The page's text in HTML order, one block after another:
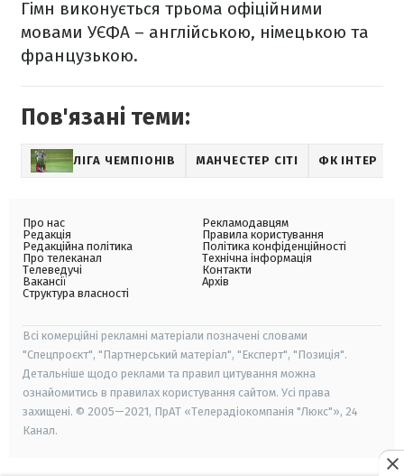
Гімн виконується трьома офіційними
мовами УЄФА – англійською, німецькою та
французькою.
Пов'язані теми:
ЛІГА ЧЕМПІОНІВ МАНЧЕСТЕР СІТІ ФК ІНТЕР
Про нас
Редакція
Редакційна політика
Про телеканал
Телеведучі
Вакансії
Структура власності
Рекламодавцям
Правила користування
Політика конфіденційності
Технічна інформація
Контакти
Архів
Всі комерційні рекламні матеріали позначені словами
"Спецпроєкт", "Партнерський матеріал", "Експерт", "Позиція".
Детальніше щодо реклами та правил цитування можна
ознайомитись в правилах користування сайтом. Усі права
захищені. © 2005—2021, ПрАТ «Телерадіокомпанія "Люкс"», 24
Канал.